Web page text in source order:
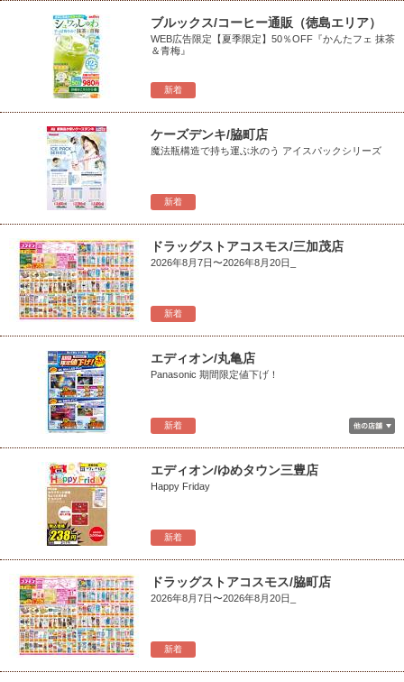
新着
ブルックス/コーヒー通販（徳島エリア）
WEB広告限定【夏季限定】50％OFF『かんたフェ 抹茶
＆青梅』
新着
ケーズデンキ/脇町店
魔法瓶構造で持ち運ぶ氷のう アイスパックシリーズ
新着
ドラッグストアコスモス/三加茂店
2026年8月7日〜2026年8月20日_
新着
エディオン/丸亀店
Panasonic 期間限定値下げ！
新着
エディオン/ゆめタウン三豊店
Happy Friday
新着
ドラッグストアコスモス/脇町店
2026年8月7日〜2026年8月20日_